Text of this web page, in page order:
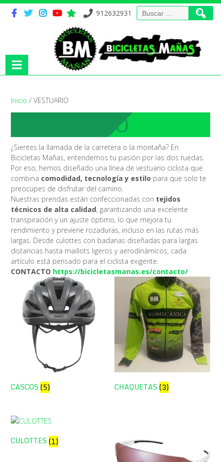
912632931 Buscar:
Inicio / VESTUARIO
VESTUARIO
¿Sientes la llamada de la carretera o la montaña? En
Bicicletas Mañas, entendemos tu pasión por las dos ruedas.
Por eso, hemos diseñado una línea de vestuario ciclista que
combina comodidad, tecnología y estilo para que solo te
preocupes de disfrutar del camino.
Nuestras prendas están confeccionadas con tejidos
técnicos de alta calidad, garantizando una excelente
transpiración y un ajuste óptimo, lo que mejora tu
rendimiento y previene rozaduras, incluso en las rutas más
largas. Desde culottes con badanas diseñadas para largas
distancias hasta maillots ligeros y aerodinámicos, cada
artículo está pensado para el ciclista exigente.
CONTACTO https://bicicletasmanas.es/contacto/
CASCOS(5) CHAQUETAS(3)
CULOTTES(1)